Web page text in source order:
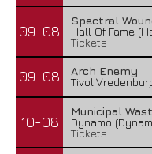
09-08
Spectral
Hall Of Fame
Tickets
09-08
Arch Enemy
10-08
Municipal
Dynamo
Tickets